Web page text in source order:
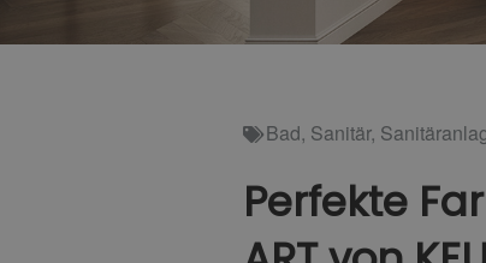
Bad, Sanitär,
Perfekte